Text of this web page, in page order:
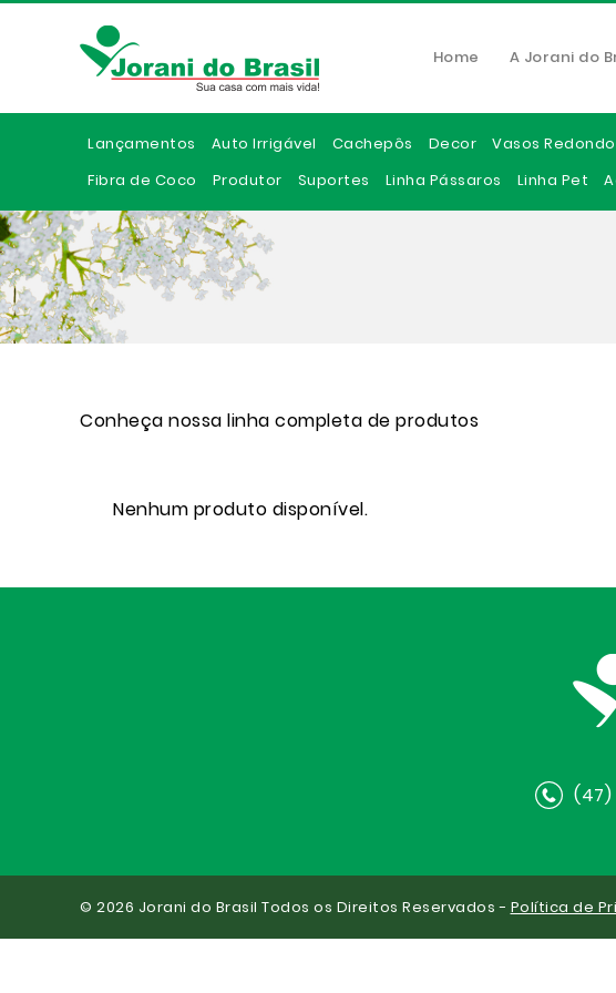
Home A Jorani do
Lançamentos Auto Irrigável Cachepôs Decor Vasos
Fibra de Coco
Produtor Suportes Linha Pássaros Linha Pet
Conheça nossa linha completa de produtos
Nenhum produto disponível.
(47)
© 2026 Jorani do Brasil Todos os Direitos Reservados - Política de